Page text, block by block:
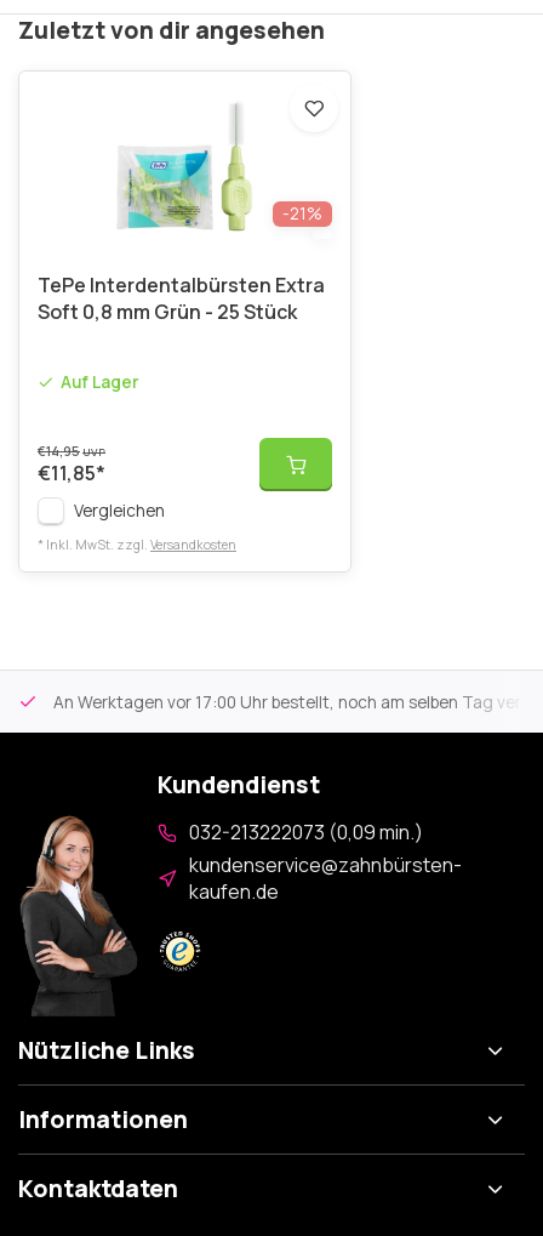
Zuletzt von dir angesehen
-21%
TePe Interdentalbürsten Extra
Soft 0,8 mm Grün - 25 Stück
Auf Lager
€14,95UVP
€11,85*
Vergleichen
* Inkl. MwSt. zzgl. Versandkosten
An Werktagen vor 17:00 Uhr bestellt, noch am selben Tag
Kundendienst
032-213222073 (0,09 min.)
kundenservice@zahnbürsten-
kaufen.de
Nützliche Links
Informationen
Kontaktdaten